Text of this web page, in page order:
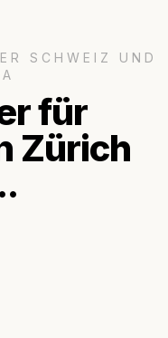
SCHWEIZ UND
für
Zürich